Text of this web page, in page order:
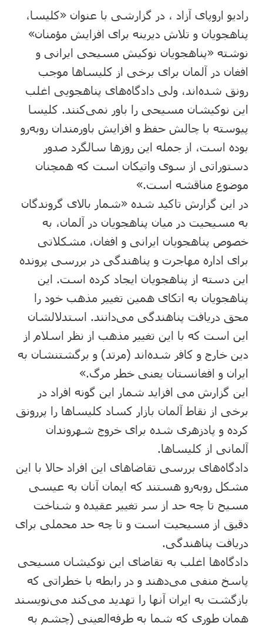
رادیو اروپای آزاد ، در گزارشی با عنوان «کلیسا،
پناهجویان و تلاش دیرینه برای افزایش مؤمنان»
نوشته «پناهجویان نوکیش مسیحی ایرانی و
افغان در آلمان برای برخی از کلیساها موجب
رونق شده‌اند، ولی دادگاه‌های پناهجویی اغلب
این نوکیشان مسیحی را باور نمی‌کنند. کلیسا
پیوسته با چالش‌ حفظ و افزایش باورمندان روبه‌رو
بوده است، از جمله این روزها سالگرد صدور
دستوراتی از سوی واتیکان است که همچنان
موضوع مناقشه است.»
در این گزارش تاکید شده «شمار بالای گروندگان
به مسیحیت در میان پناهجویان در آلمان، به
خصوص پناهجویان ایرانی و افغان، مشکلاتی
برای اداره مهاجرت و پناهندگی در بررسی پرونده
این دسته از پناهجویان ایجاد کرده است. این
پناهجویان به اتکای همین تغییر مذهب خود را
محق دریافت پناهندگی می‌دانند. استدلالشان
این است که با این تغییر مذهب از نظر اسلام از
دین خارج و کافر شده‌اند (مرتد) و برگشتنشان به
ایران و افغانستان یعنی خطر مرگ.»
این گزارش می افزاید شمار این گونه افراد در
برخی از نقاط آلمان بازار کساد کلیساها را پررونق
کرده و پادزهری شده برای خروج شهروندان
آلمانی از کلیساها.
دادگاه‌های بررسی تقاضاهای این افراد حالا با این
مشکل روبه‌رو هستند که ایمان آنان به عیسی
مسیح تا چه حد از سر تغییر عقیده و شناخت
دقیق از مسیحیت است و تا چه حد محملی برای
دریافت پناهندگی.
دادگاه‌ها اغلب به تقاضای این نوکیشان مسیحی
پاسخ منفی می‌دهند و در رابطه با خطراتی که
بازگشت به ایران آنها را تهدید می‌کند می‌نویسند
همان طوری که شما به طرفه‌العینی (چشم به